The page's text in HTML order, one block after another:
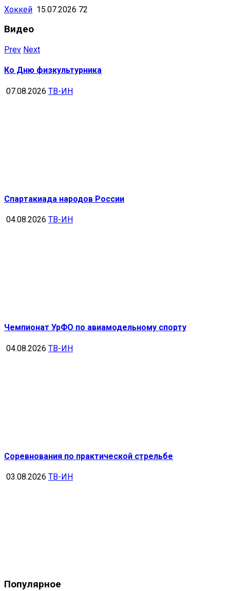
Хоккей 15.07.2026 72
Видео
Prev Next
Ко Дню физкультурника
07.08.2026 ТВ-ИН
Спартакиада народов России
04.08.2026 ТВ-ИН
Чемпионат УрФО по авиамодельному спорту
04.08.2026 ТВ-ИН
Соревнования по практической стрельбе
03.08.2026 ТВ-ИН
Популярное